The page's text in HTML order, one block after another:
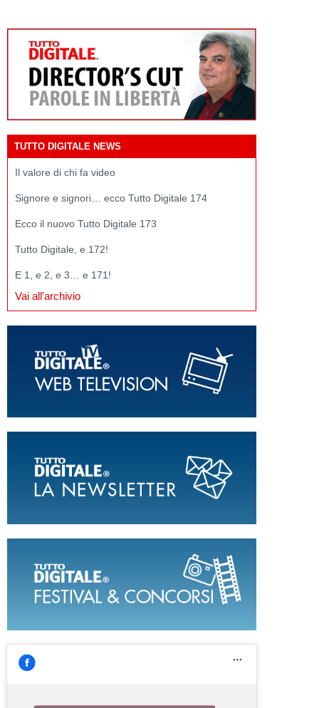
TUTTO DIGITALE NEWS
Il valore di chi fa video
Signore e signori… ecco Tutto Digitale 174
Ecco il nuovo Tutto Digitale 173
Tutto Digitale, e 172!
E 1, e 2, e 3… e 171!
Vai all'archivio